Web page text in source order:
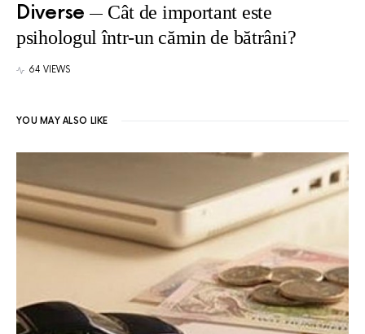
Diverse
Cât de important este
psihologul într-un cămin de bătrâni?
64 VIEWS
YOU MAY ALSO LIKE